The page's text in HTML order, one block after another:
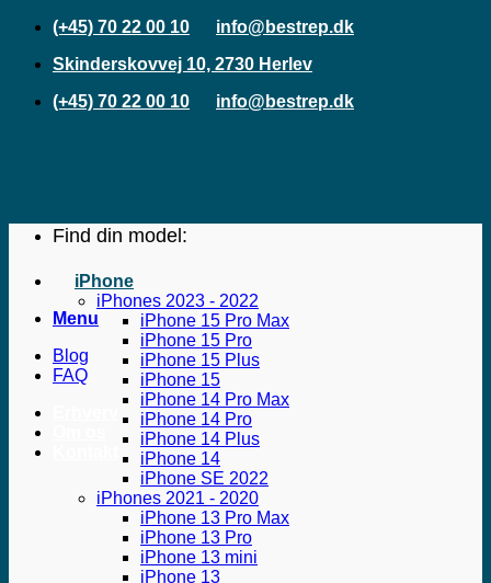
Fortsæt
indhold
(+45) 70 22 00 10
info@bestrep.dk
Skinderskovvej 10, 2730 Herlev
(+45) 70 22 00 10
info@bestrep.dk
Menu
Blog
FAQ
Find din model:
iPhone
iPhones 2023 - 2022
iPhone 15 Pro Max
iPhone 15 Pro
iPhone 15 Plus
iPhone 15
iPhone 14 Pro Max
iPhone 14 Pro
iPhone 14 Plus
iPhone 14
iPhone SE 2022
iPhones 2021 - 2020
iPhone 13 Pro Max
iPhone 13 Pro
iPhone 13 mini
iPhone 13